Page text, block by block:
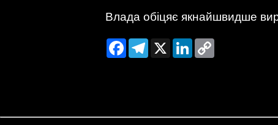
Влада обіцяє якнайшвидше
FacebookTelegram
X LinkedIn